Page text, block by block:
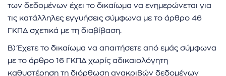
των δεδομένων έχει το δικαίωμα να ενημερώνεται για
τις κατάλληλες εγγυήσεις σύμφωνα με το άρθρο 46
ΓΚΠΔ σχετικά με τη διαβίβαση.
Β) Έχετε το δικαίωμα να απαιτήσετε από εμάς σύμφωνα
με το άρθρο 16 ΓΚΠΔ χωρίς αδικαιολόγητη
καθυστέρηση τη διόρθωση ανακριβών δεδομένων